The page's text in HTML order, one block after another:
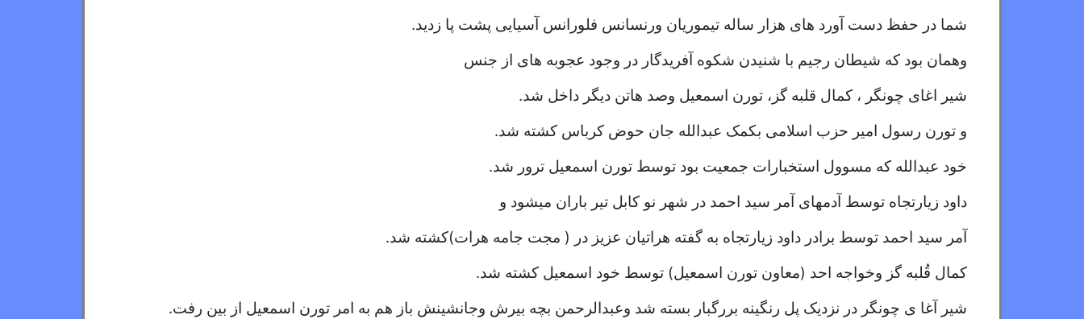
شما در حفظ دست آورد های هزار ساله تیموریان ورنسانس فلورانس آسیایی پشت پا زدید.
وهمان بود که شیطان رجیم با شنیدن شکوه آفریدگار در وجود عجوبه های از جنس
شیر اغای چونگر ، کمال قلبه گز، تورن اسمعیل وصد هاتن دیگر داخل شد.
و تورن رسول امیر حزب اسلامی بکمک عبدالله جان حوض کرباس کشته شد.
خود عبدالله که مسوول استخبارات جمعیت بود توسط تورن اسمعیل ترور شد.
داود زیارتجاه توسط آدمهای آمر سید احمد در شهر نو کابل تیر باران میشود و
آمر سید احمد توسط برادر داود زیارتجاه به گفته هراتیان عزیز در ( مجت جامه هرات)کشته شد.
کمال قُلبه گز وخواجه احد (معاون تورن اسمعیل) توسط خود اسمعیل کشته شد.
شیر آغا ی چونگر در نزدیک پل رنگینه بررگبار بسته شد وعبدالرحمن بچه بیرش وجانشینش باز هم به امر تورن اسمعیل از بین رفت.